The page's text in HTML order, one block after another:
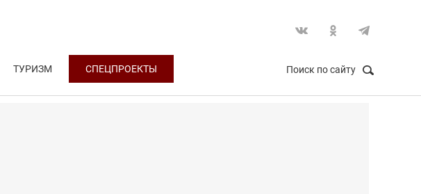
ТУРИЗМ СПЕЦПРОЕКТЫ Поиск по сайту